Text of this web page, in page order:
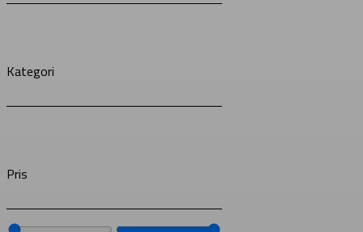
Kategori
Pris